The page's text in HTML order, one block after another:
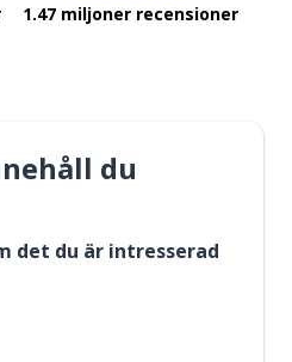
1.47 miljoner recensioner
du
det du är intresserad